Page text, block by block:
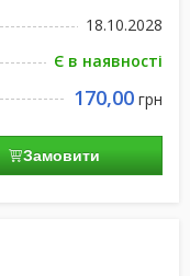
18.10.2028
Є в наявності
170,00 грн
Замовити